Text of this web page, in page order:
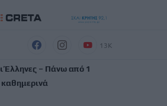
13K
Έλληνες – Πάνω από 1
καθημερινά